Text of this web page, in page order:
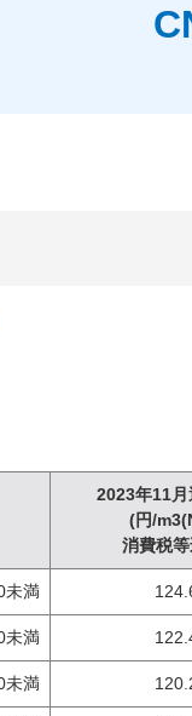
2023年11月
(円/
消費税
未満
未満
未満